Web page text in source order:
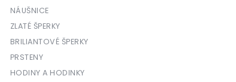
NÁUŠNICE
ZLATÉ ŠPERKY
BRILIANTOVÉ ŠPERKY
PRSTENY
HODINY A HODINKY